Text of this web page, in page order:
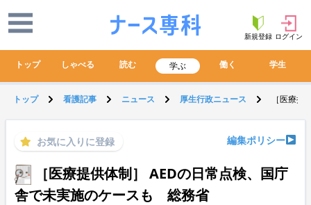
新規登録 ログイン
トップ しゃべる 読む 学ぶ 働く 学生
トップ 看護記事 ニュース 厚生行政ニュース ［医療
お気に入りに登録 編集ポリシー
［医療提供体制］ AEDの日常点検、国庁
舎で未実施のケースも 総務省